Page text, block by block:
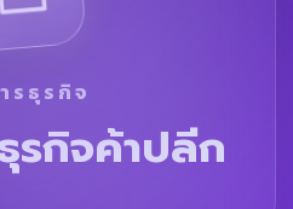
รธุรกิจ
รกิจค้าปลีก